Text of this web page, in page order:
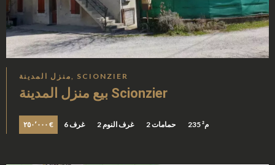
منزل المدينة, SCIONZIER
بيع منزل المدينة Scionzier
٢٥٠٬٠٠٠ € 6 غرف 2 غرف النوم 2 حمامات 235 م²